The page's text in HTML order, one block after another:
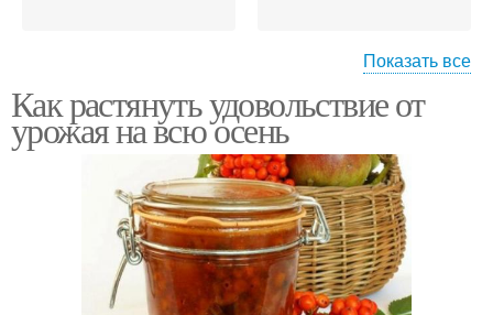
Праздничные блюда
продуктов
Урожайные салаты
Показать все
Как растянуть удовольствие от
урожая на всю осень